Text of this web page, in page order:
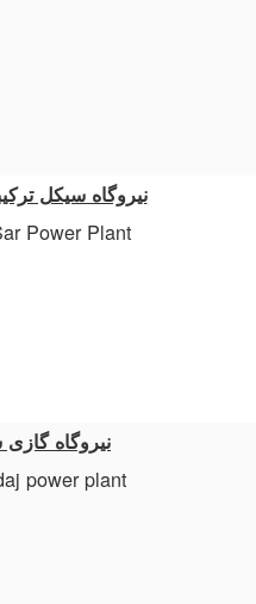
نیروگاه سیکل
Power Plant
نیروگاه
power plant